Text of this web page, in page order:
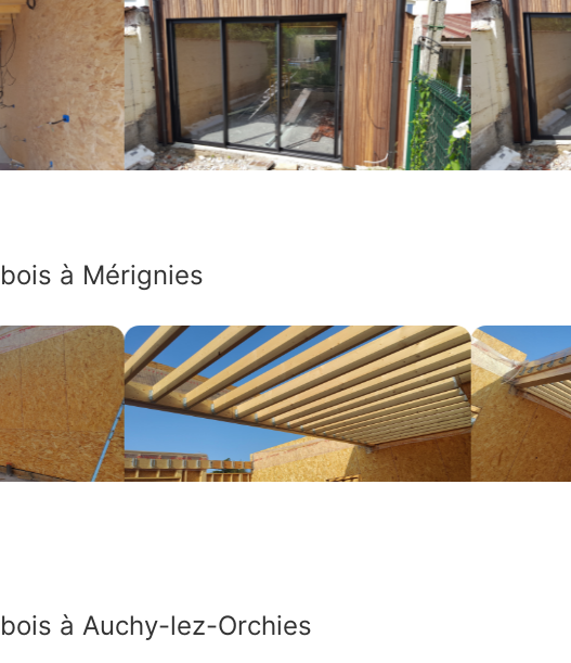
à Mérignies
à Auchy-lez-Orchies